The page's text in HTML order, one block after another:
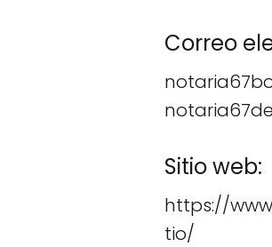
Correo
Sitio web:
https://
tio/